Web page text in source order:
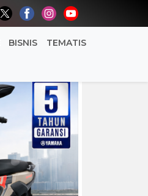
BISNIS TEMATIS